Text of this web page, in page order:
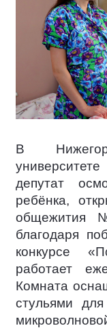
В
депутат
ребёнка,
общежития
благодаря
конкурсе
работает
Комната
стульями